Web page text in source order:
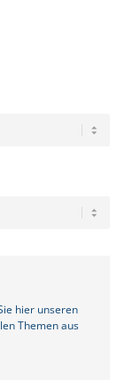
hier unseren
Themen aus